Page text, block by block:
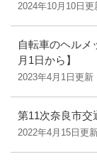
2024年10月10日更
自転車のヘルメ
月1日から】
2023年4月1日更新
第11次奈良市交
2022年4月15日更新